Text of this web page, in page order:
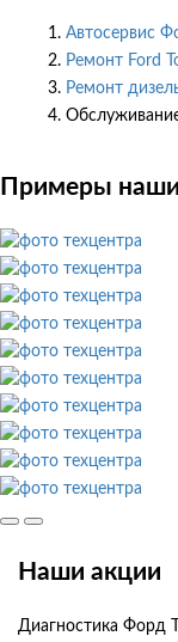
Автосервис
Ремонт Ford
Ремонт
Примеры
Наши акции
Диагностика Форд